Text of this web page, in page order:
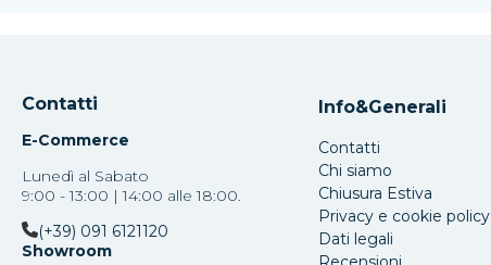
Contatti
E-Commerce
Lunedì al Sabato
9:00 - 13:00 | 14:00 alle 18:00.
(+39) 091 6121120
Showroom
Info&Generali
Contatti
Chi siamo
Chiusura Estiva
Privacy e cookie policy
Dati legali